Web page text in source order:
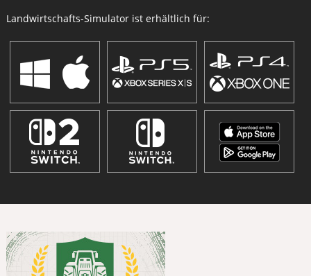
Landwirtschafts-Simulator ist erhältlich für: